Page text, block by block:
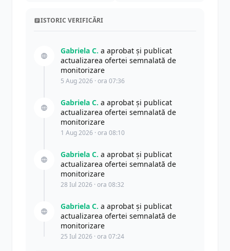
ISTORIC VERIFICĂRI
Gabriela C. a aprobat și publicat
actualizarea ofertei semnalată de
monitorizare
5 Aug 2026 · ora 07:36
Gabriela C. a aprobat și publicat
actualizarea ofertei semnalată de
monitorizare
1 Aug 2026 · ora 08:10
Gabriela C. a aprobat și publicat
actualizarea ofertei semnalată de
monitorizare
28 Iul 2026 · ora 08:32
Gabriela C. a aprobat și publicat
actualizarea ofertei semnalată de
monitorizare
25 Iul 2026 · ora 07:24